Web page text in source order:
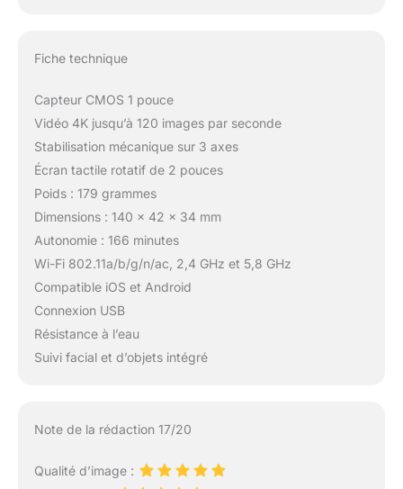
Fiche technique
Capteur CMOS 1 pouce
Vidéo 4K jusqu’à 120 images par seconde
Stabilisation mécanique sur 3 axes
Écran tactile rotatif de 2 pouces
Poids : 179 grammes
Dimensions : 140 x 42 x 34 mm
Autonomie : 166 minutes
Wi-Fi 802.11a/b/g/n/ac, 2,4 GHz et 5,8 GHz
Compatible iOS et Android
Connexion USB
Résistance à l’eau
Suivi facial et d’objets intégré
Note de la rédaction 17/20
Qualité d’image :